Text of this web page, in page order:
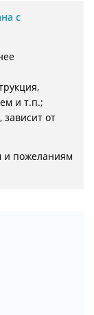
с
и т.п.;
от
и пожеланиям